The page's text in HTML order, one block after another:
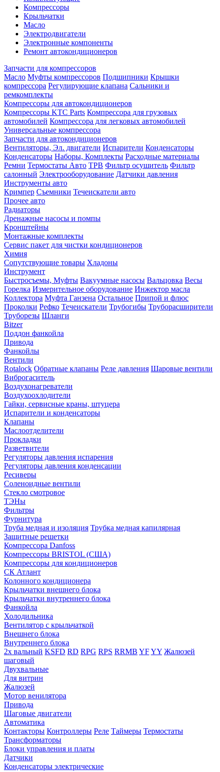
Компрессоры
Крыльчатки
Масло
Электродвигатели
Электронные компоненты
Ремонт автокондиционеров
Запчасти для компрессоров
Масло Муфты компрессоров Подшипники Крышки
компрессора Регулирующие клапана Сальники и
ремкомплекты
Компрессоры для автокондиционеров
Компрессоры KTC Parts Компрессора для грузовых
автомобилей Компрессора для легковых автомобилей
Универсальные компрессора
Запчасти для автокондиционеров
Вентиляторы, Эл. двигатели Испарители Конденсаторы
Конденсаторы Наборы, Комплекты Расходные материалы
Ремни Термостаты Авто ТРВ Фильтр осушитель Фильтр
салонный Электрооборудование Датчики давления
Инструменты авто
Кримпер Съемники Течеискатели авто
Прочее авто
Радиаторы
Дренажные насосы и помпы
Кронштейны
Монтажные комплекты
Сервис пакет для чистки кондиционеров
Химия
Сопутствующие товары Хладоны
Инструмент
Быстросъемы, Муфты Вакуумные насосы Вальцовка Весы
Горелка Измерительное оборудование Инжектор масла
Коллектора Муфта Ганзена Остальное Припой и флюс
Проколки Рефко Течеискатели Трубогибы Труборасширители
Труборезы Шланги
Bitzer
Поддон фанкойла
Привода
Фанкойлы
Вентили
Rotalock Обратные клапаны Реле давления Шаровые вентили
Виброгаситель
Воздухонагреватели
Воздухоохлодители
Гайки, сервисные краны, штуцера
Испарители и конденсаторы
Клапаны
Маслоотделители
Прокладки
Разветвители
Регуляторы давления испарения
Регуляторы давления конденсации
Ресиверы
Соленоидные вентили
Стекло смотровое
ТЭНы
Фильтры
Фурнитура
Труба медная и изоляция Трубка медная капилярная
Защитные решетки
Компрессора Danfoss
Компрессоры BRISTOL (США)
Компрессоры для кондиционеров
СК Атлант
Колонного кондиционера
Крыльчатки внешнего блока
Крыльчатки внутреннего блока
Фанкойла
Холодильника
Вентилятор с крыльчаткой
Внешнего блока
Внутреннего блока
2х вальный KSFD RD RPG RPS RRMB YFYY Жалюзей
шаговый
Двухвальные
Для витрин
Жалюзей
Мотор венилятора
Привода
Шаговые двигатели
Автоматика
Контакторы Контроллеры Реле Таймеры Термостаты
Трансформаторы
Блоки управления и платы
Датчики
Конденсаторы электрические